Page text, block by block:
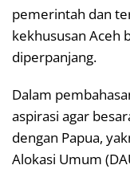
pemerintah dan
kekhususan Aceh
diperpanjang.
Dalam
aspirasi agar
dengan Papua,
Alokasi Umum